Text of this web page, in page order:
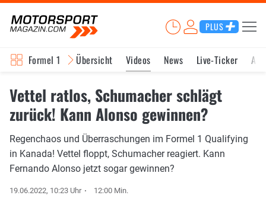
PLUS
Formel 1 Übersicht Videos News Live-Ticker
Vettel ratlos, Schumacher schlägt
zurück! Kann Alonso gewinnen?
Regenchaos und Überraschungen im Formel 1 Qualifying
in Kanada! Vettel floppt, Schumacher reagiert. Kann
Fernando Alonso jetzt sogar gewinnen?
19.06.2022, 10:23 Uhr 12:00 Min.